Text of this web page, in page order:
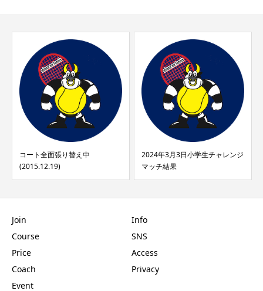
コート全面張り替え中
(2015.12.19)
2024年3月3日小学生チャレンジ
マッチ結果
Join
Course
Price
Coach
Event
Info
SNS
Access
Privacy